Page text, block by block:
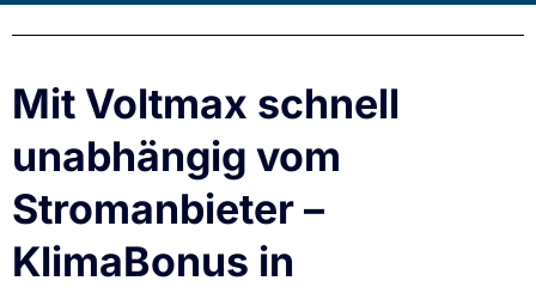
Mit Voltmax schnell
unabhängig vom
Stromanbieter –
KlimaBonus in